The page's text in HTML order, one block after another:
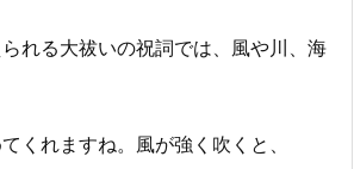
れる大祓いの祝詞では、風や川、海
くれますね。風が強く吹くと、